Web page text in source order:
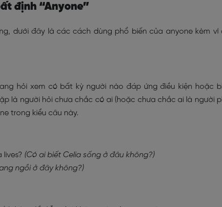
định “Anyone”
dưới đây là các cách dùng phổ biến của anyone kèm ví
hỏi xem có bất kỳ người nào đáp ứng điều kiện hoặc
là người hỏi chưa chắc có ai (hoặc chưa chắc ai là người
trong kiểu câu này.
lives? (Có ai biết Celia sống ở đâu không?)
ngồi ở đây không?)